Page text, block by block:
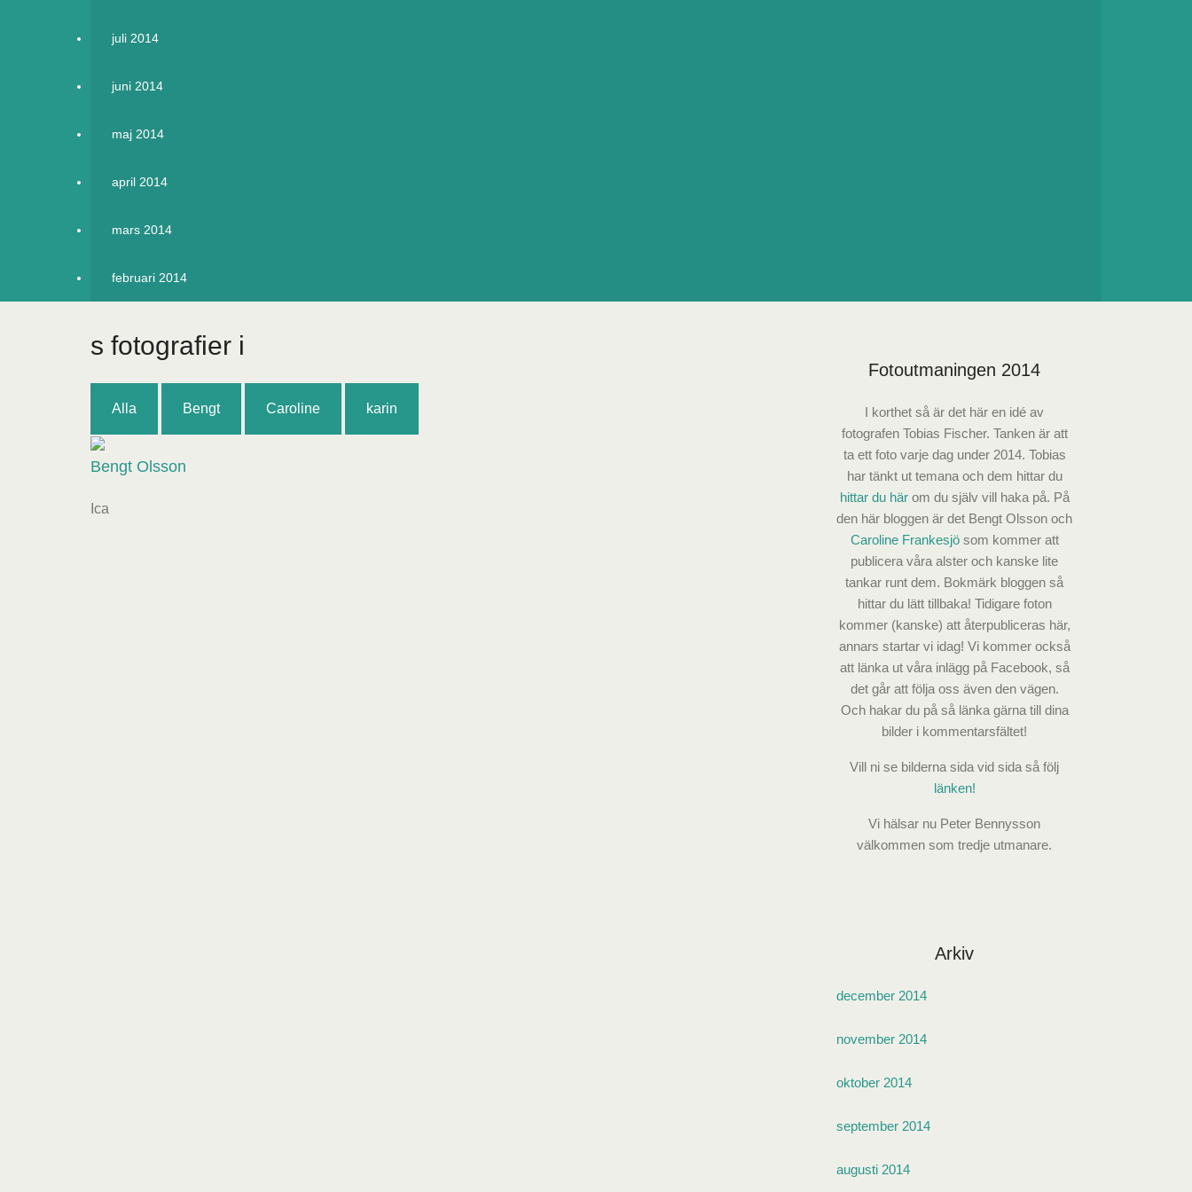
juli 2014
juni 2014
maj 2014
april 2014
mars 2014
februari 2014
s fotografier i
Alla Bengt Caroline karin
Bengt Olsson
Ica
Fotoutmaningen 2014
I korthet så är det här en idé av
fotografen Tobias Fischer. Tanken är att
ta ett foto varje dag under 2014. Tobias
har tänkt ut temana och dem hittar du
hittar du härom du själv vill haka på. På
den här bloggen är det Bengt Olsson och
Caroline Frankesjösom kommer att
publicera våra alster och kanske lite
tankar runt dem. Bokmärk bloggen så
hittar du lätt tillbaka! Tidigare foton
kommer (kanske) att återpubliceras här,
annars startar vi idag! Vi kommer också
att länka ut våra inlägg på Facebook, så
det går att följa oss även den vägen.
Och hakar du på så länka gärna till dina
bilder i kommentarsfältet!
Vill ni se bilderna sida vid sida så följ
länken!
Vi hälsar nu Peter Bennysson
välkommen som tredje utmanare.
Arkiv
december 2014
november 2014
oktober 2014
september 2014
augusti 2014